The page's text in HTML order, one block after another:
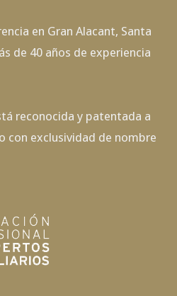
en Gran Alacant, Santa
de 40 años de experiencia
reconocida y patentada a
con exclusividad de nombre